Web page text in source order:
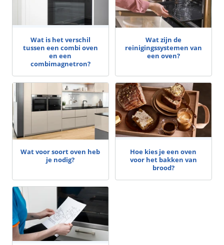
Wat is het verschil
tussen een combi oven
en een
combimagnetron?
Wat zijn de
reinigingssystemen van
een oven?
Wat voor soort oven heb
je nodig?
Hoe kies je een oven
voor het bakken van
brood?